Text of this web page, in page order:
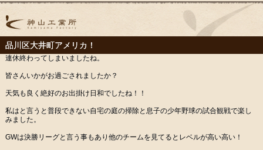
品川区大井町アメリカ！
連休終わってしまいましたね。
皆さんいかがお過ごされましたか？
天気も良く絶好のお出掛け日和でしたね！！
私はと言うと普段できない自宅の庭の掃除と息子の少年野球の試合観戦で楽し
みました。
GWは決勝リーグと言う事もあり他のチームを見てるとレベルが高い高い！